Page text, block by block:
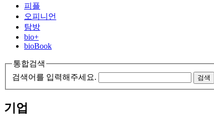
피플
오피니언
탐방
bio+
bioBook
통합검색
검색어를 입력해주세요.
검색
기업